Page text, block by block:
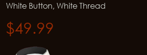
White Button, White Thread
$49.99